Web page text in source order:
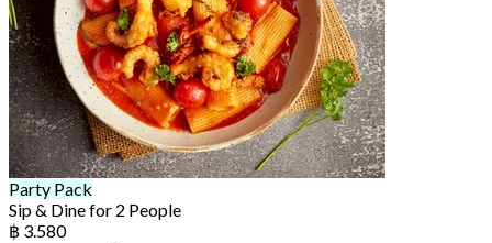
Party Pack
Sip & Dine for 2 People
฿ 3.580